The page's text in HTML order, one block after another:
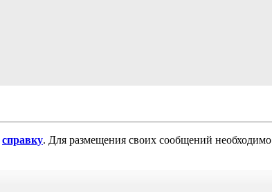
справку. Для размещения своих сообщений необходимо